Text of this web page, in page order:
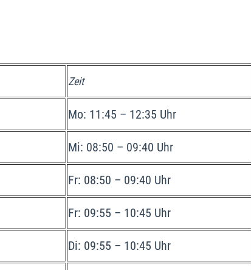
Zeit
Mo: 11:45 – 12:35 Uhr
Mi: 08:50 – 09:40 Uhr
Fr: 08:50 – 09:40 Uhr
Fr: 09:55 – 10:45 Uhr
Di: 09:55 – 10:45 Uhr